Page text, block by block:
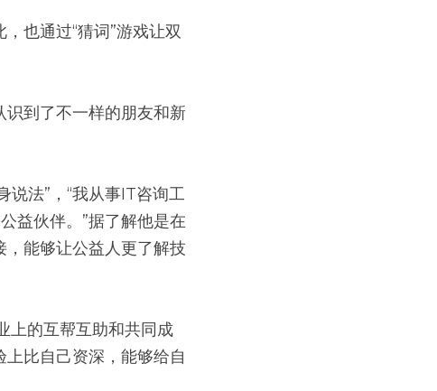
也通过“猜词”游戏让双
到了不一样的朋友和新
法”，“我从事IT咨询工
益伙伴。”据了解他是在
能够让公益人更了解技
上的互帮互助和共同成
比自己资深，能够给自